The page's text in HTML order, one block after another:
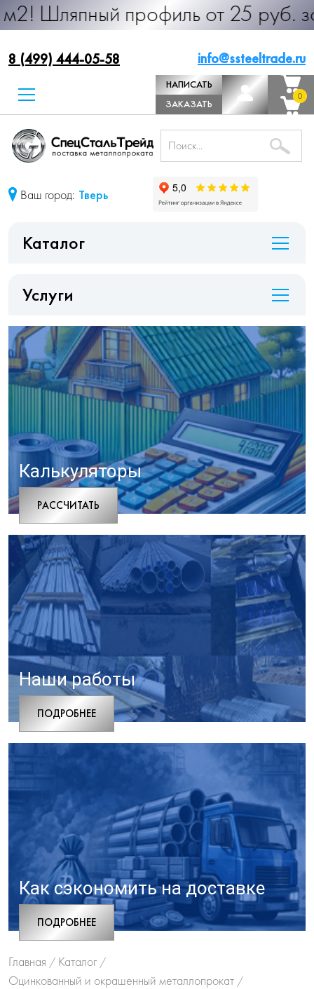
профиль от 25 руб. за м.п.
8 (499) 444-05-58 info@ssteeltrade.ru
НАПИСАТЬ
ДИРЕКТОРУ
ЗАКАЗАТЬ
ЗВОНОК
0
0
Ваш город: Тверь
Каталог
Услуги
Калькуляторы
РАCСЧИТАТЬ
Наши работы
ПОДРОБНЕЕ
Как сэкономить на доставке
ПОДРОБНЕЕ
Главная / Каталог /
Оцинкованный и окрашенный металлопрокат /